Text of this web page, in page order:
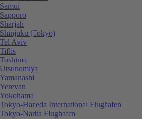
Samui
Sapporo
Sharjah
Shinjuku (Tokyo)
Tel Aviv
Tiflis
Toshima
Utsunomiya
Yamanashi
Yerevan
Yokohama
Tokyo-Haneda International Flughafen
Tokyo-Narita Flughafen